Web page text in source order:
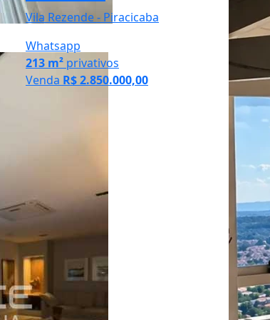
Vila Rezende - Piracicaba
Whatsapp
213 m² privativos
Venda R$ 2.850.000,00